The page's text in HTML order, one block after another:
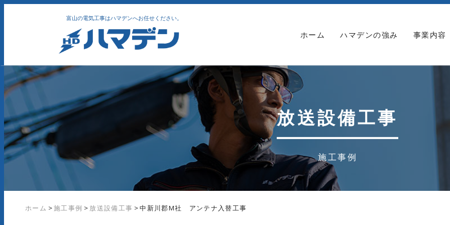
富山の電気工事はハマデンへお任せください。
ホーム ハマデンの強み 事業内容
放送設備工事
施工事例
ホーム >施工事例 > 放送設備工事 >中新川郡M社 アンテナ入替工事